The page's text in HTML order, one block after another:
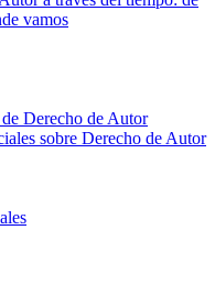
vamos
Derecho de Autor
sobre Derecho de Autor